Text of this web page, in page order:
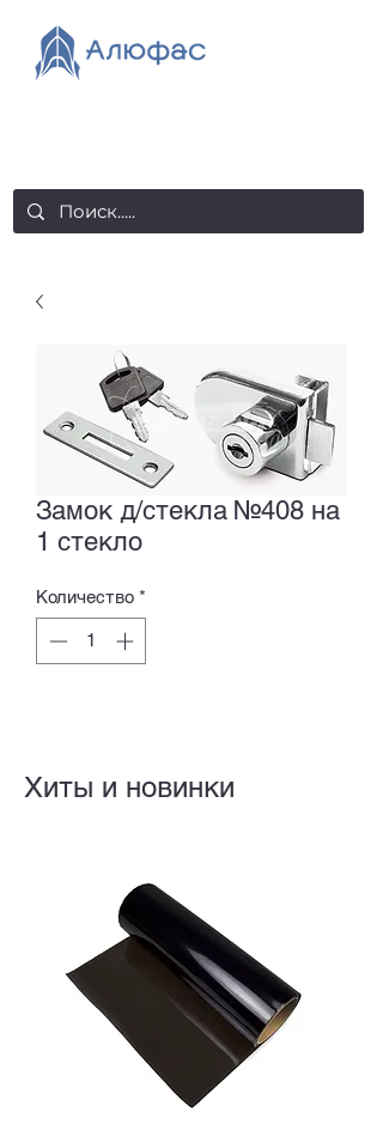
Замок д/стекла №408 на
1 стекло
Количество *
Хиты и новинки